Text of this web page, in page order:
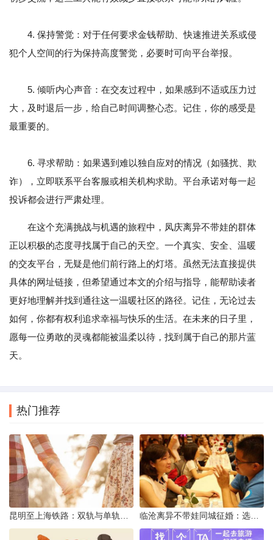
4. 保持警觉：对于任何要求金钱帮助、快速推进关系或侵
犯个人空间的行为保持高度警觉，必要时可向平台举报。
5. 倾听内心声音：在交友过程中，如果感到不适或压力过
大，及时退后一步，给自己时间调整心态。记住，你的感受是
最重要的。
6. 寻求帮助：如果遇到难以独自应对的情况（如骚扰、欺
诈），立即联系平台客服或相关机构求助。平台承诺对每一起
投诉都会进行严肃处理。
在这个充满挑战与机遇的旅程中，凤庆离异不带娃的群体
正以积极的态度寻找属于自己的天空。一个真实、安全、温暖
的交友平台，无疑是他们前行路上的灯塔。虽然无法直接提供
具体的网址链接，但希望通过本文的介绍与指导，能帮助读者
更好地理解并找到通往这一温暖社区的路径。记住，无论过去
如何，你都有权利追求幸福与快乐的生活。在未来的日子里，
愿每一位勇敢的灵魂都能被温柔以待，找到属于自己的那片蓝
天。
热门推荐